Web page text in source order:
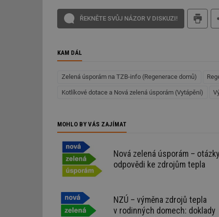
ŘEKNĚTE SVŮJ NÁZOR V DISKUZI!
KAM DÁL
Zelená úsporám na TZB-info (Regenerace domů)
Kotlíkové dotace a Nová zelená úsporám (Vytápění)
MOHLO BY VÁS ZAJÍMAT
Nová zelená úsporám –
odpovědi ke zdrojům tepla
NZÚ – výměna zdrojů tepla
v rodinných domech: doklady
Nezbytně
Název
g_state